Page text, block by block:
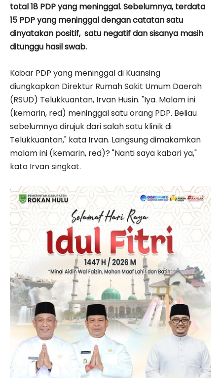
total 18 PDP yang meninggal. Sebelumnya, terdata
15 PDP yang meninggal dengan catatan satu
dinyatakan positif, satu negatif dan sisanya masih
ditunggu hasil swab.
Kabar PDP yang meninggal di Kuansing
diungkapkan Direktur Rumah Sakit Umum Daerah
(RSUD) Telukkuantan, Irvan Husin. "Iya. Malam ini
(kemarin, red) meninggal satu orang PDP. Beliau
sebelumnya dirujuk dari salah satu klinik di
Telukkuantan," kata Irvan. Langsung dimakamkan
malam ini (kemarin, red)? "Nanti saya kabari ya,"
kata Irvan singkat.